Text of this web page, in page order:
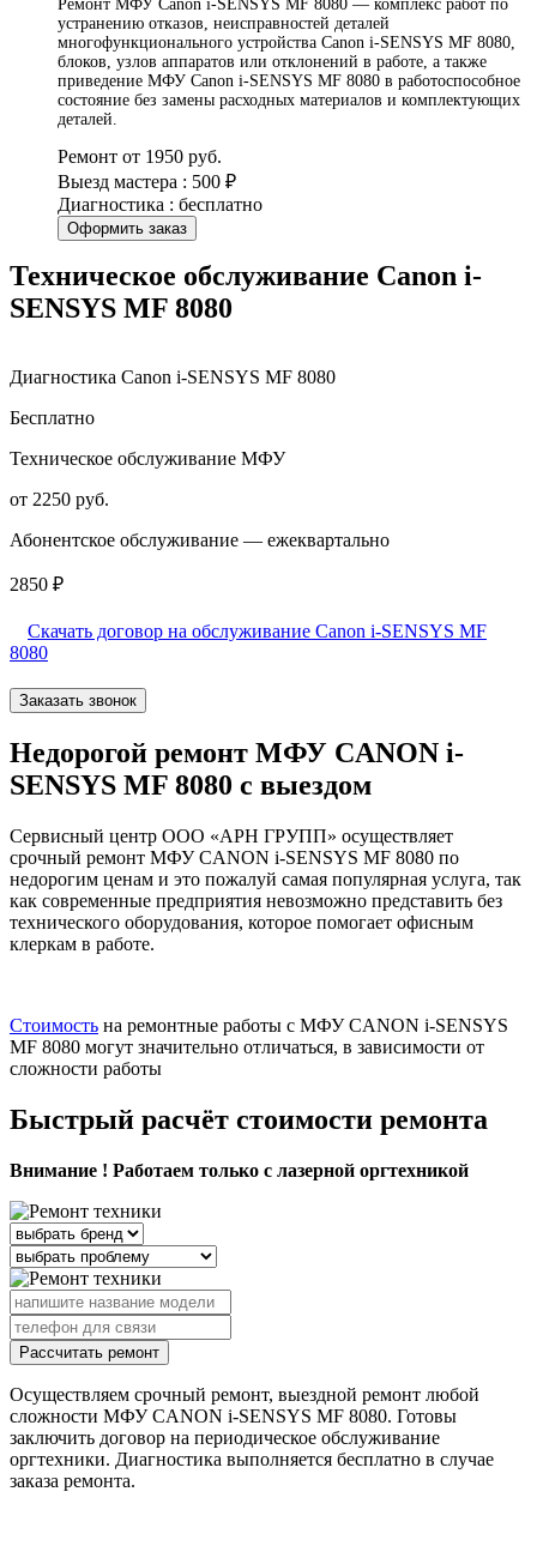
Ремонт МФУ Canon i-SENSYS MF 8080 — комплекс работ по
устранению отказов, неисправностей деталей
многофункционального устройства Canon i-SENSYS MF 8080,
блоков, узлов аппаратов или отклонений в работе, а также
приведение МФУ Canon i-SENSYS MF 8080 в работоспособное
состояние без замены расходных материалов и комплектующих
деталей.
Ремонт от 1950 руб.
Выезд мастера : 500 ₽
Диагностика : бесплатно
Оформить заказ
Техническое обслуживание Canon i-
SENSYS MF 8080
Диагностика Canon i-SENSYS MF 8080
Бесплатно
Техническое обслуживание МФУ
от 2250 руб.
Абонентское обслуживание — ежеквартально
2850 ₽
Скачать договор на обслуживание Canon i-SENSYS MF
8080
Заказать звонок
Недорогой ремонт МФУ CANON i-
SENSYS MF 8080 с выездом
Сервисный центр ООО «АРН ГРУПП» осуществляет
срочный ремонт МФУ CANON i-SENSYS MF 8080 по
недорогим ценам и это пожалуй самая популярная услуга, так
как современные предприятия невозможно представить без
технического оборудования, которое помогает офисным
клеркам в работе.
Стоимость на ремонтные работы с МФУ CANON i-SENSYS
MF 8080 могут значительно отличаться, в зависимости от
сложности работы
Быстрый расчёт стоимости ремонта
Внимание ! Работаем только с лазерной оргтехникой
Рассчитать ремонт
Осуществляем срочный ремонт, выездной ремонт любой
сложности МФУ CANON i-SENSYS MF 8080. Готовы
заключить договор на периодическое обслуживание
оргтехники. Диагностика выполняется бесплатно в случае
заказа ремонта.